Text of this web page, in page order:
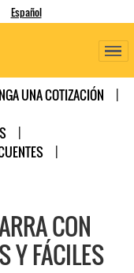
Español
UNA COTIZACIÓN
CON
Y FÁCILES